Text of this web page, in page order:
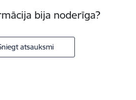
bija noderīga?
atsauksmi